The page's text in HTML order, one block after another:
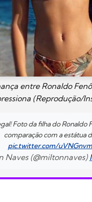
entre Ronaldo
(Reprodução/
Foto da filha do Ronaldo
comparação com a estátua
pic.twitter.com/
Naves (@miltonnaves)